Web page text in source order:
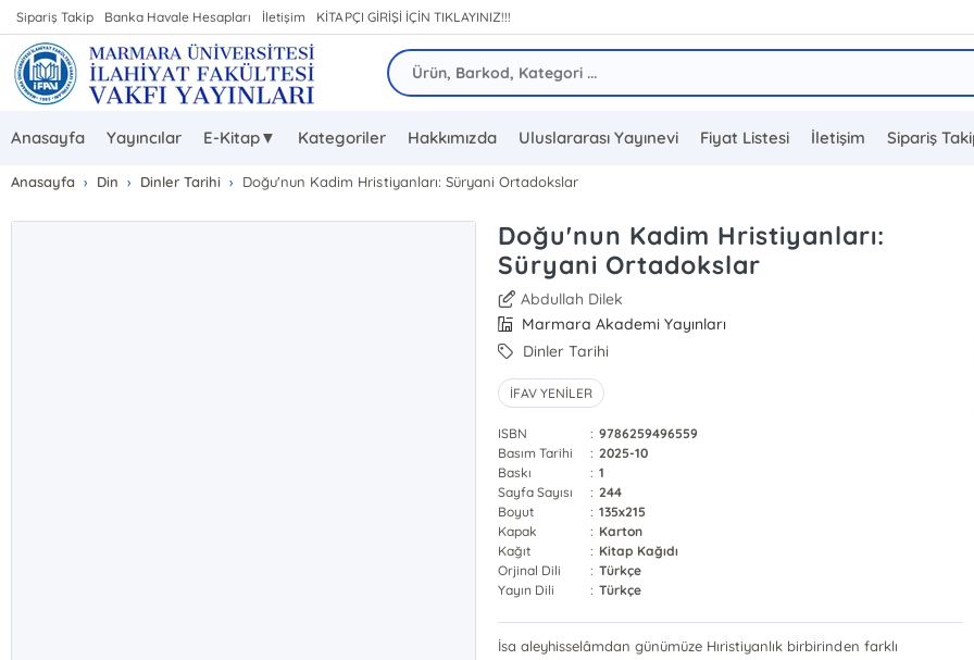
Sipariş Takip Banka Havale Hesapları İletişim KİTAPÇI GİRİŞİ İÇİN TIKLAYINIZ!!!
Anasayfa Yayıncılar E-Kitap▼ Kategoriler Hakkımızda Uluslararası Yayınevi Fiyat Listesi İletişim Sipariş
Anasayfa Din Dinler Tarihi Doğu'nun Kadim Hristiyanları: Süryani Ortadokslar
Doğu'nun Kadim Hristiyanları:
Süryani Ortadokslar
Abdullah Dilek
Marmara Akademi Yayınları
Dinler Tarihi
İFAV YENİLER
ISBN : 9786259496559
Basım Tarihi
: 2025-10
Baskı
: 1
Sayfa Sayısı
: 244
Boyut
: 135x215
Kapak
: Karton
Kağıt
: Kitap Kağıdı
Orjinal Dili
: Türkçe
Yayın Dili
: Türkçe
İsa aleyhisselâmdan günümüze Hıristiyanlık birbirinden farklı